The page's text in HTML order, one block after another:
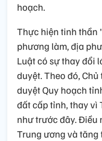
hoạch.
Thực hiện tinh thần
phương làm, địa
Luật có sự thay đổi
duyệt. Theo đó,
duyệt Quy hoạch
đất cấp tỉnh, thay vì
như trước đây. Điều
Trung ương và